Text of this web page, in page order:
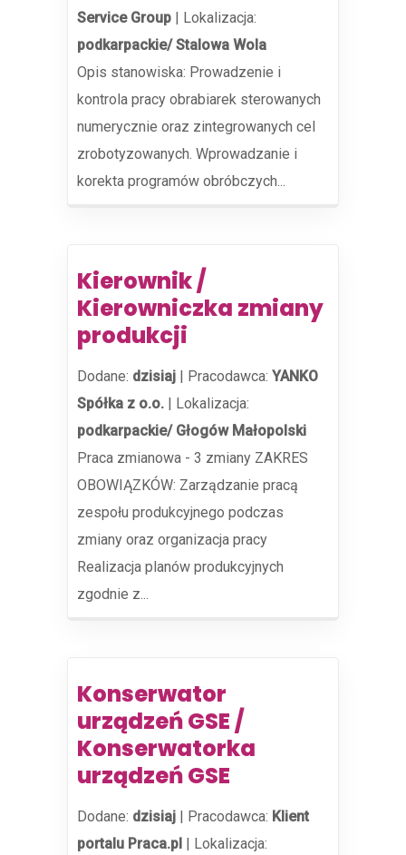
Service Group | Lokalizacja:
podkarpackie/ Stalowa Wola
Opis stanowiska: Prowadzenie i
kontrola pracy obrabiarek sterowanych
numerycznie oraz zintegrowanych cel
zrobotyzowanych. Wprowadzanie i
korekta programów obróbczych...
Kierownik /
Kierowniczka zmiany
produkcji
Dodane: dzisiaj | Pracodawca: YANKO
Spółka z o.o. | Lokalizacja:
podkarpackie/ Głogów Małopolski
Praca zmianowa - 3 zmiany ZAKRES
OBOWIĄZKÓW: Zarządzanie pracą
zespołu produkcyjnego podczas
zmiany oraz organizacja pracy
Realizacja planów produkcyjnych
zgodnie z...
Konserwator
urządzeń GSE /
Konserwatorka
urządzeń GSE
Dodane: dzisiaj | Pracodawca: Klient
portalu Praca.pl | Lokalizacja: